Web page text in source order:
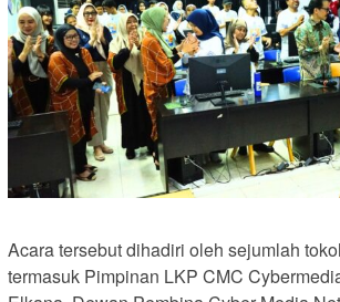
Acara tersebut dihadiri oleh sejumlah
termasuk Pimpinan LKP CMC